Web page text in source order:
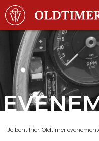
Je bent hier: Oldtimer